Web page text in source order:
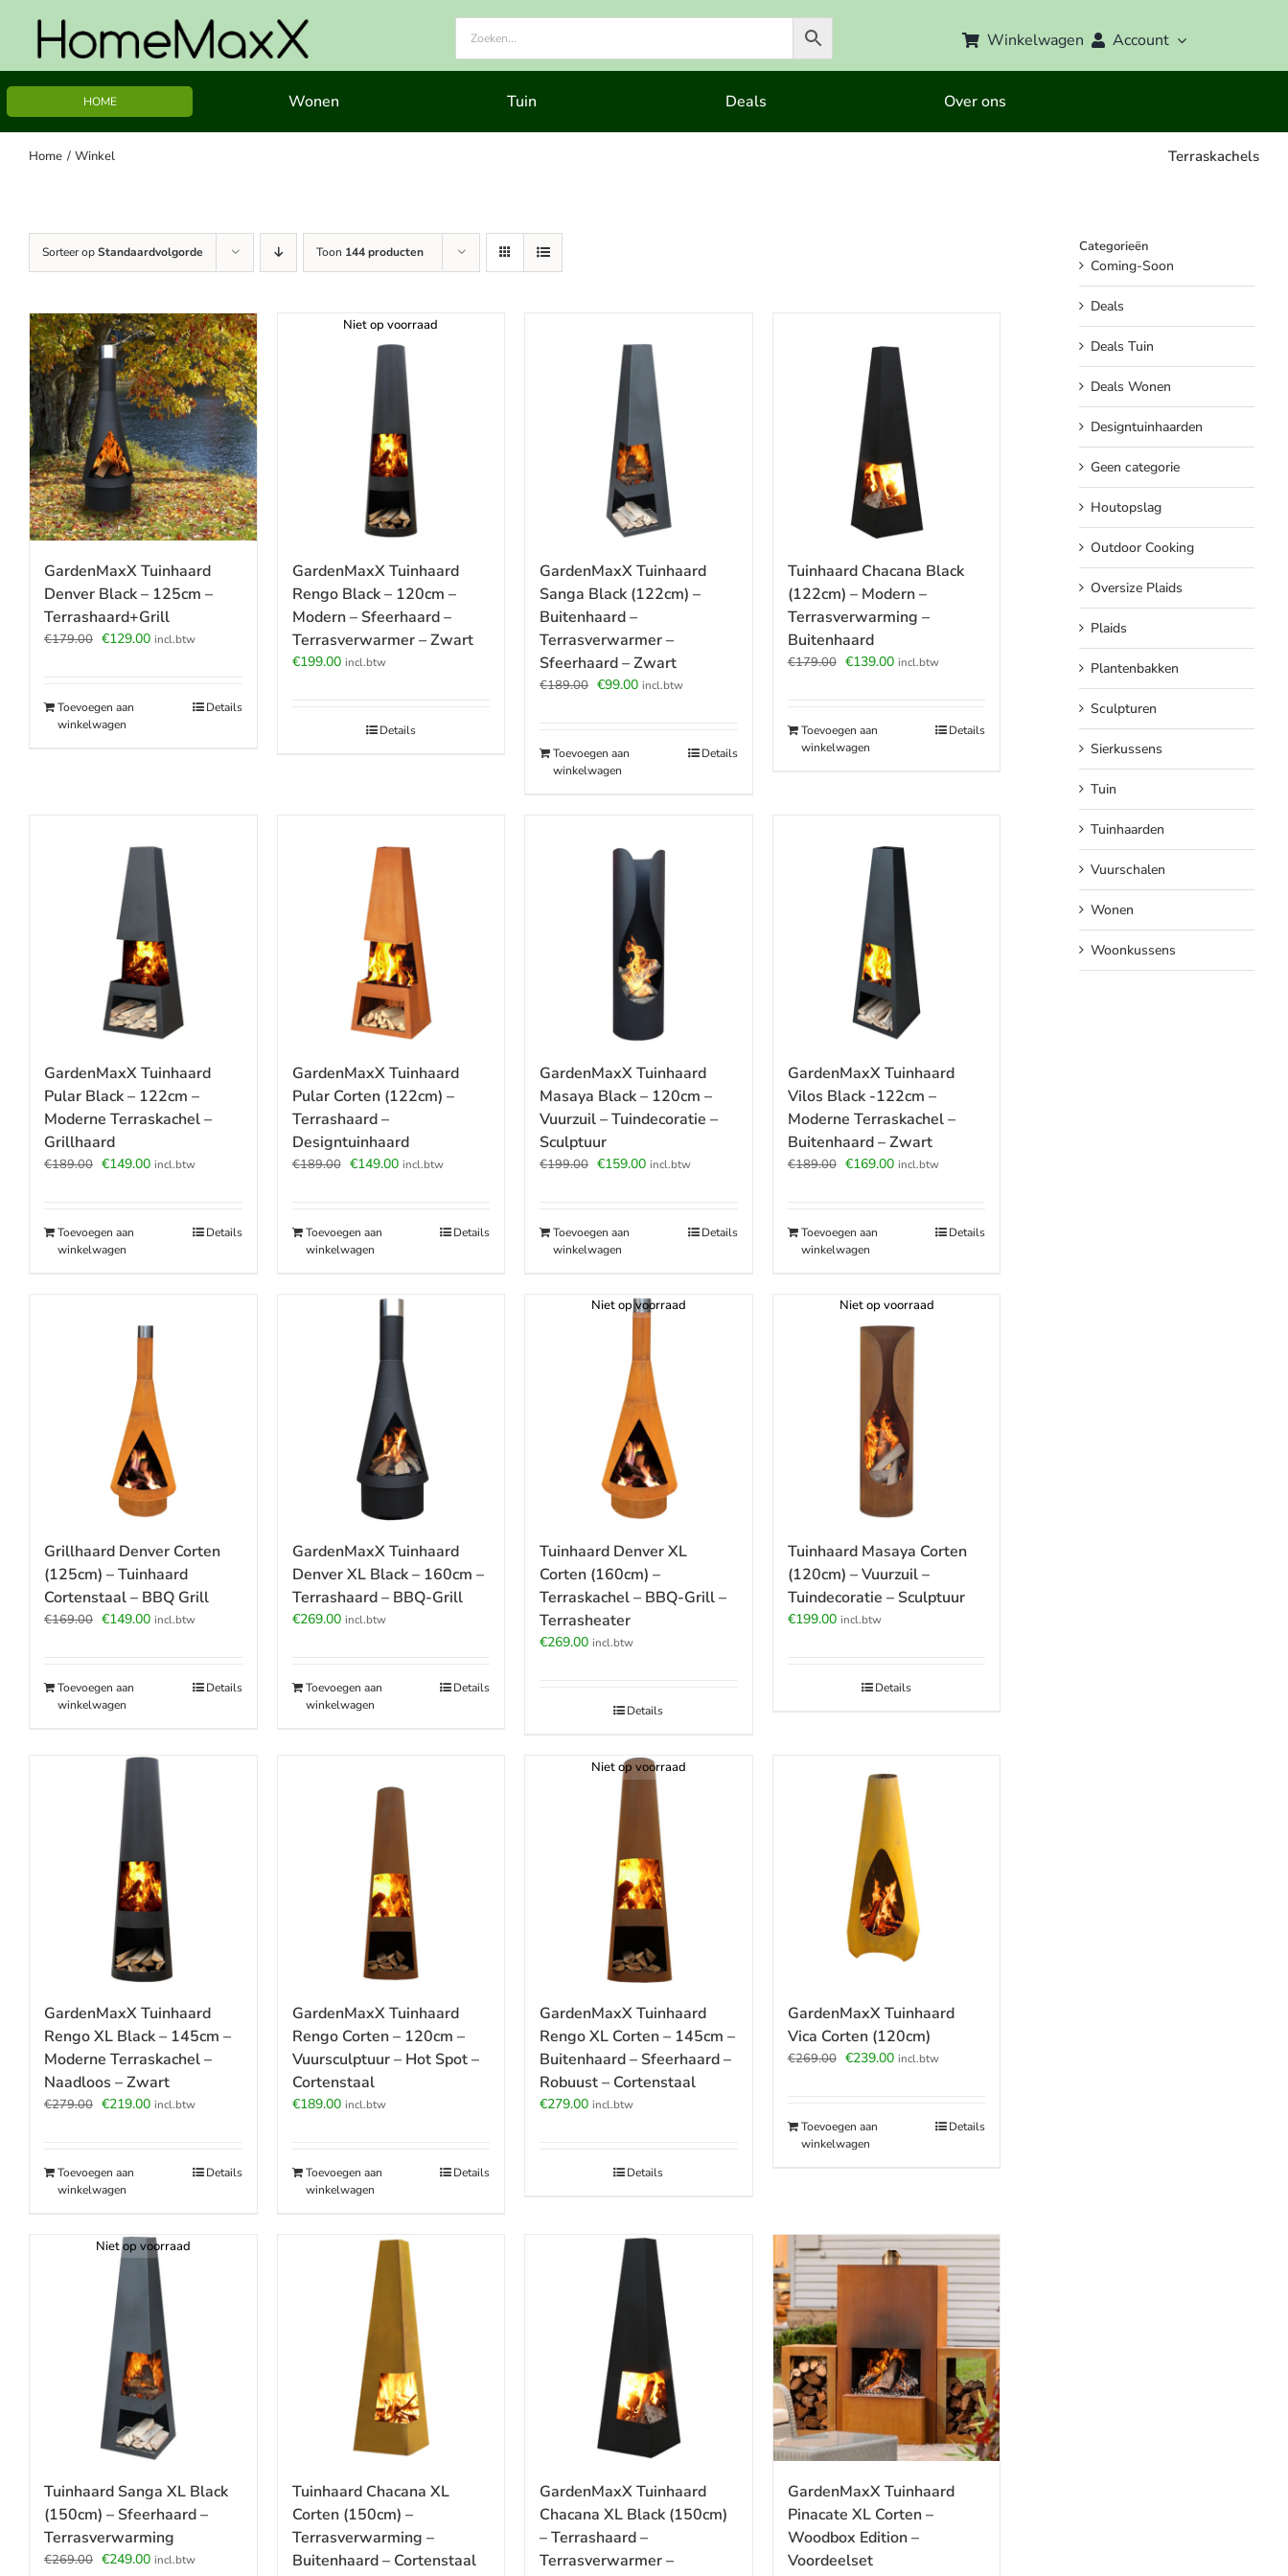
Winkelwagen Account
HOME Wonen Tuin Deals Over ons
Terraskachels
Home Winkel
Sorteer opStandaardvolgorde Toon 144 producten
GardenMaxX Tuinhaard
Denver Black – 125cm –
Terrashaard+Grill
€179.00 Oorspronkelijke
€129.00Huidige
€129.00.
incl.btw
Toevoegen aan
winkelwagen
Details
Niet op voorraad
GardenMaxX Tuinhaard
Rengo Black – 120cm –
Modern – Sfeerhaard –
Terrasverwarmer – Zwart
€199.00 incl.btw
Details
GardenMaxX Tuinhaard
Sanga Black (122cm) –
Buitenhaard –
Terrasverwarmer –
Sfeerhaard – Zwart
€189.00 Oorspronkelijke
€99.00Huidige
incl.btw
Toevoegen aan
winkelwagen
Details
Tuinhaard Chacana Black
(122cm) – Modern –
Terrasverwarming –
Buitenhaard
€179.00 Oorspronkelijke
€139.00Huidige
€139.00.
incl.btw
Toevoegen aan
winkelwagen
Details
GardenMaxX Tuinhaard
Pular Black – 122cm –
Moderne Terraskachel –
Grillhaard
€189.00 Oorspronkelijke
€149.00Huidige
€149.00.
incl.btw
Toevoegen aan
winkelwagen
Details
GardenMaxX Tuinhaard
Pular Corten (122cm) –
Terrashaard –
Designtuinhaard
€189.00 Oorspronkelijke
€149.00Huidige
€149.00.
incl.btw
Toevoegen aan
winkelwagen
Details
GardenMaxX Tuinhaard
Masaya Black – 120cm –
Vuurzuil – Tuindecoratie –
Sculptuur
€199.00 Oorspronkelijke
€159.00Huidige
€159.00.
incl.btw
Toevoegen aan
winkelwagen
Details
GardenMaxX Tuinhaard
Vilos Black -122cm –
Moderne Terraskachel –
Buitenhaard – Zwart
€189.00 Oorspronkelijke
€169.00Huidige
€169.00.
incl.btw
Toevoegen aan
winkelwagen
Details
Grillhaard Denver Corten
(125cm) – Tuinhaard
Cortenstaal – BBQ Grill
€169.00 Oorspronkelijke
€149.00Huidige
€149.00.
incl.btw
Toevoegen aan
winkelwagen
Details
GardenMaxX Tuinhaard
Denver XL Black – 160cm –
Terrashaard – BBQ-Grill
€269.00 incl.btw
Toevoegen aan
winkelwagen
Details
Niet op voorraad
Tuinhaard Denver XL
Corten (160cm) –
Terraskachel – BBQ-Grill –
Terrasheater
€269.00 incl.btw
Details
Niet op voorraad
Tuinhaard Masaya Corten
(120cm) – Vuurzuil –
Tuindecoratie – Sculptuur
€199.00 incl.btw
Details
GardenMaxX Tuinhaard
Rengo XL Black – 145cm –
Moderne Terraskachel –
Naadloos – Zwart
€279.00 Oorspronkelijke
€219.00Huidige
€219.00.
incl.btw
Toevoegen aan
winkelwagen
Details
GardenMaxX Tuinhaard
Rengo Corten – 120cm –
Vuursculptuur – Hot Spot –
Cortenstaal
€189.00 incl.btw
Toevoegen aan
winkelwagen
Details
Niet op voorraad
GardenMaxX Tuinhaard
Rengo XL Corten – 145cm –
Buitenhaard – Sfeerhaard –
Robuust – Cortenstaal
€279.00 incl.btw
Details
GardenMaxX Tuinhaard
Vica Corten (120cm)
€269.00 Oorspronkelijke
€239.00Huidige
€239.00.
incl.btw
Toevoegen aan
winkelwagen
Details
Niet op voorraad
Tuinhaard Sanga XL Black
(150cm) – Sfeerhaard –
Terrasverwarming
€269.00 Oorspronkelijke
€249.00Huidige
incl.btw
Tuinhaard Chacana XL
Corten (150cm) –
Terrasverwarming –
Buitenhaard – Cortenstaal
GardenMaxX Tuinhaard
Chacana XL Black (150cm)
– Terrashaard –
Terrasverwarmer –
GardenMaxX Tuinhaard
Pinacate XL Corten –
Woodbox Edition –
Voordeelset
Categorieën
Coming-Soon
Deals
Deals Tuin
Deals Wonen
Designtuinhaarden
Geen categorie
Houtopslag
Outdoor Cooking
Oversize Plaids
Plaids
Plantenbakken
Sculpturen
Sierkussens
Tuin
Tuinhaarden
Vuurschalen
Wonen
Woonkussens